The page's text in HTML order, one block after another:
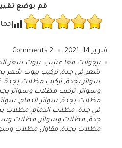
قم بوضع
فبراير 14, 2021 2
برجولات معا عشب ,بيوت شعر
شعر في جدة,تركيب بيوت شعر
سواتر بجدة,تركيب مظلات بجدة,
وسواتر ,تركيب مظلات وسواتر
مظلات بجدة, سواتر الدمام,
في جدة,مظلات الدمام,مظلات
جدة,مظلات وسواتر ,مظلات
مظلات بجدة,مقاول مظلات